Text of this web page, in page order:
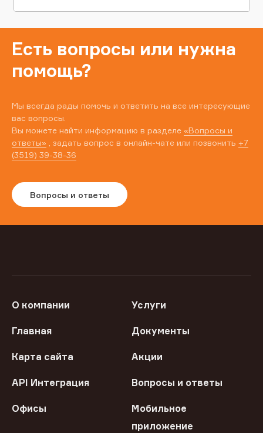
Есть вопросы или нужна
помощь?
Мы всегда рады помочь и ответить на все интересующие
вас вопросы.
Вы можете найти информацию в разделе «Вопросы и
ответы» , задать вопрос в онлайн-чате или позвонить +7
(3519) 39-38-36
Вопросы и ответы
О компании Услуги
Главная Документы
Карта сайта Акции
API Интеграция Вопросы и ответы
Офисы
Мобильное
приложение